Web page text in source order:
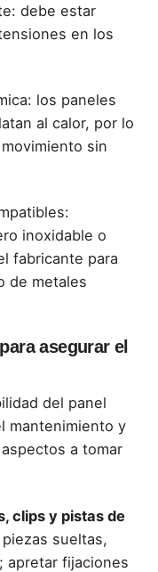
debe estar
en los
los paneles
al calor, por lo
sin
inoxidable o
fabricante para
de metales
asegurar el
del panel
mantenimiento y
a tomar
clips y pistas de
sueltas,
apretar fijaciones